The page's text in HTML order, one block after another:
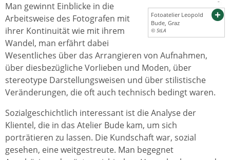
Fotoatelier Leopold
Bude, Graz
© StLA
Man gewinnt Einblicke in die
Arbeitsweise des Fotografen mit
ihrer Kontinuität wie mit ihrem
Wandel, man erfährt dabei
Wesentliches über das Arrangieren von Aufnahmen,
über diesbezügliche Vorlieben und Moden, über
stereotype Darstellungsweisen und über stilistische
Veränderungen, die oft auch technisch bedingt waren.
Sozialgeschichtlich interessant ist die Analyse der
Klientel, die in das Atelier Bude kam, um sich
porträtieren zu lassen. Die Kundschaft war, sozial
gesehen, eine weitgestreute. Man begegnet